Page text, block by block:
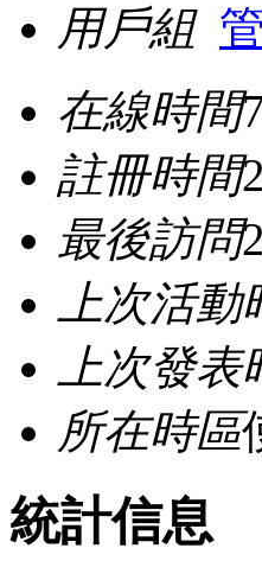
用戶組
在線時間
註冊時間
最後訪問
上次活動
上次發表
所在時區
統計信息